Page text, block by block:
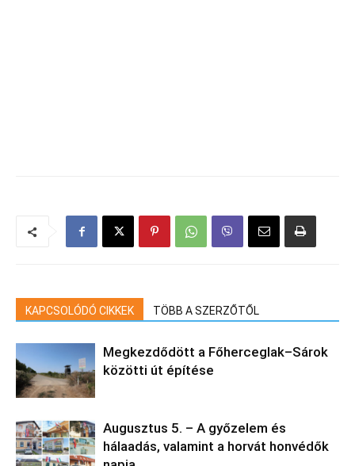
KAPCSOLÓDÓ CIKKEK TÖBB A SZERZŐTŐL
Megkezdődött a Főherceglak–Sárok
közötti út építése
Augusztus 5. – A győzelem és
hálaadás, valamint a horvát honvédők